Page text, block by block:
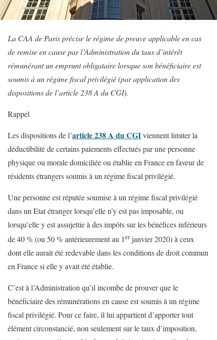
La CAA de Paris précise le régime de preuve applicable en cas
de remise en cause par l’Administration du taux d’intérêt
rémunérant un emprunt obligataire lorsque son bénéficiaire est
soumis à un régime fiscal privilégié (par application des
dispositions de l’article 238 A du CGI).
Rappel
Les dispositions de l’article 238 A du CGIviennent limiter la
déductibilité de certains paiements effectués par une personne
physique ou morale domiciliée ou établie en France en faveur de
résidents étrangers soumis à un régime fiscal privilégié.
Une personne est réputée soumise à un régime fiscal privilégié
dans un Etat étranger lorsqu’elle n’y est pas imposable, ou
lorsqu’elle y est assujettie à des impôts sur les bénéfices inférieurs
de 40 % (ou 50 % antérieurement au 1erjanvier 2020) à ceux
dont elle aurait été redevable dans les conditions de droit commun
en France si elle y avait été établie.
C’est à l’Administration qu’il incombe de prouver que le
bénéficiaire des rémunérations en cause est soumis à un régime
fiscal privilégié. Pour ce faire, il lui appartient d’apporter tout
élément circonstancié, non seulement sur le taux d’imposition,